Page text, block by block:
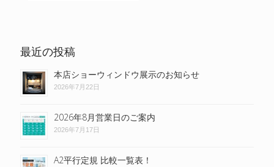
最近の投稿
本店ショーウィンドウ展示のお知らせ
2026年7月22日
2026年8月営業日のご案内
2026年7月17日
A2平行定規 比較一覧表！